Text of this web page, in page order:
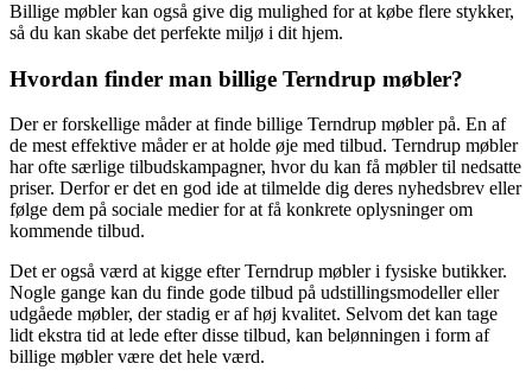
Billige møbler kan også give dig mulighed for at købe flere stykker,
så du kan skabe det perfekte miljø i dit hjem.
Hvordan finder man billige Terndrup møbler?
Der er forskellige måder at finde billige Terndrup møbler på. En af
de mest effektive måder er at holde øje med tilbud. Terndrup møbler
har ofte særlige tilbudskampagner, hvor du kan få møbler til nedsatte
priser. Derfor er det en god ide at tilmelde dig deres nyhedsbrev eller
følge dem på sociale medier for at få konkrete oplysninger om
kommende tilbud.
Det er også værd at kigge efter Terndrup møbler i fysiske butikker.
Nogle gange kan du finde gode tilbud på udstillingsmodeller eller
udgåede møbler, der stadig er af høj kvalitet. Selvom det kan tage
lidt ekstra tid at lede efter disse tilbud, kan belønningen i form af
billige møbler være det hele værd.